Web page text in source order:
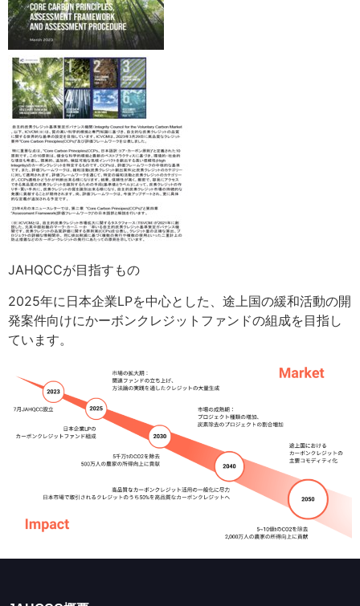
JAHQCCが目指すもの
2025年に日本企業LPを中心とした、途上国の緩和活動の開
発案件向けにかーボンクレジットファンドの組成を目指し
ています。